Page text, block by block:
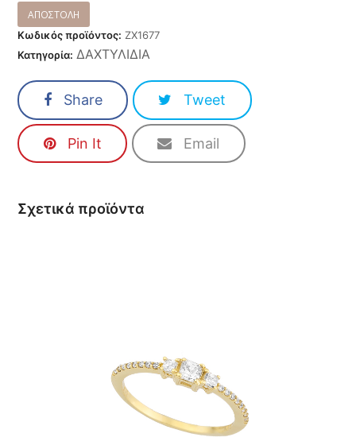
Κωδικός προϊόντος: ZX1677
Κατηγορία: ΔΑΧΤΥΛΙΔΙΑ
Share Tweet
Pin It Email
Σχετικά προϊόντα